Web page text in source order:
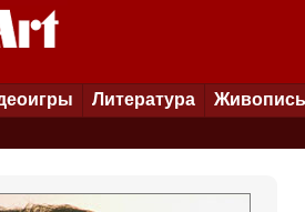
Литература Живопись